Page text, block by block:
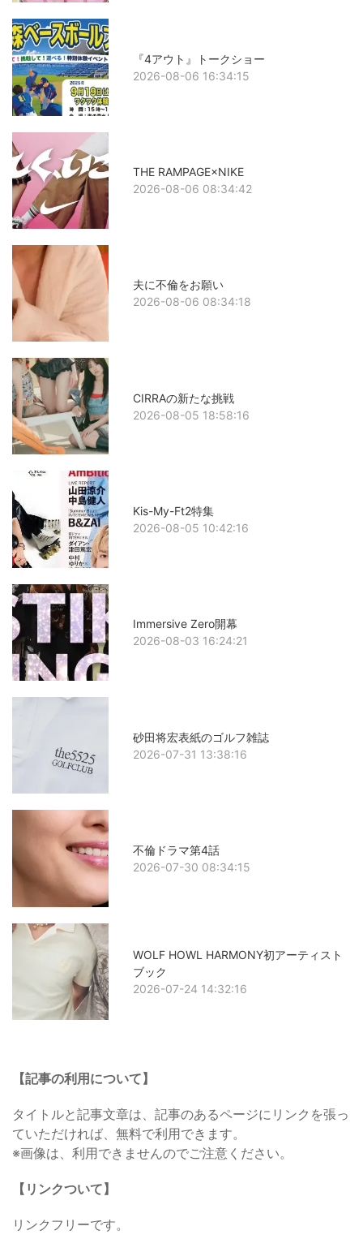
『4アウト』トークショー
2026-08-06 16:34:15
THE RAMPAGE×NIKE
2026-08-06 08:34:42
夫に不倫をお願い
2026-08-06 08:34:18
CIRRAの新たな挑戦
2026-08-05 18:58:16
Kis-My-Ft2特集
2026-08-05 10:42:16
Immersive Zero開幕
2026-08-03 16:24:21
砂田将宏表紙のゴルフ雑誌
2026-07-31 13:38:16
不倫ドラマ第4話
2026-07-30 08:34:15
WOLF HOWL HARMONY初アーティスト
ブック
2026-07-24 14:32:16
【記事の利用について】
タイトルと記事文章は、記事のあるページにリンクを張っ
ていただければ、無料で利用できます。
※画像は、利用できませんのでご注意ください。
【リンクついて】
リンクフリーです。